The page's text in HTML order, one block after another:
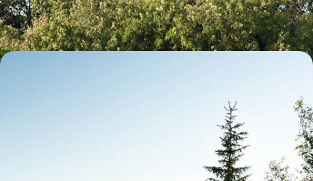
12 jours, de 5800 à 7000 $ CA
Explorer la Norvège polaire au fil d'îles à la beauté brute, tantôt